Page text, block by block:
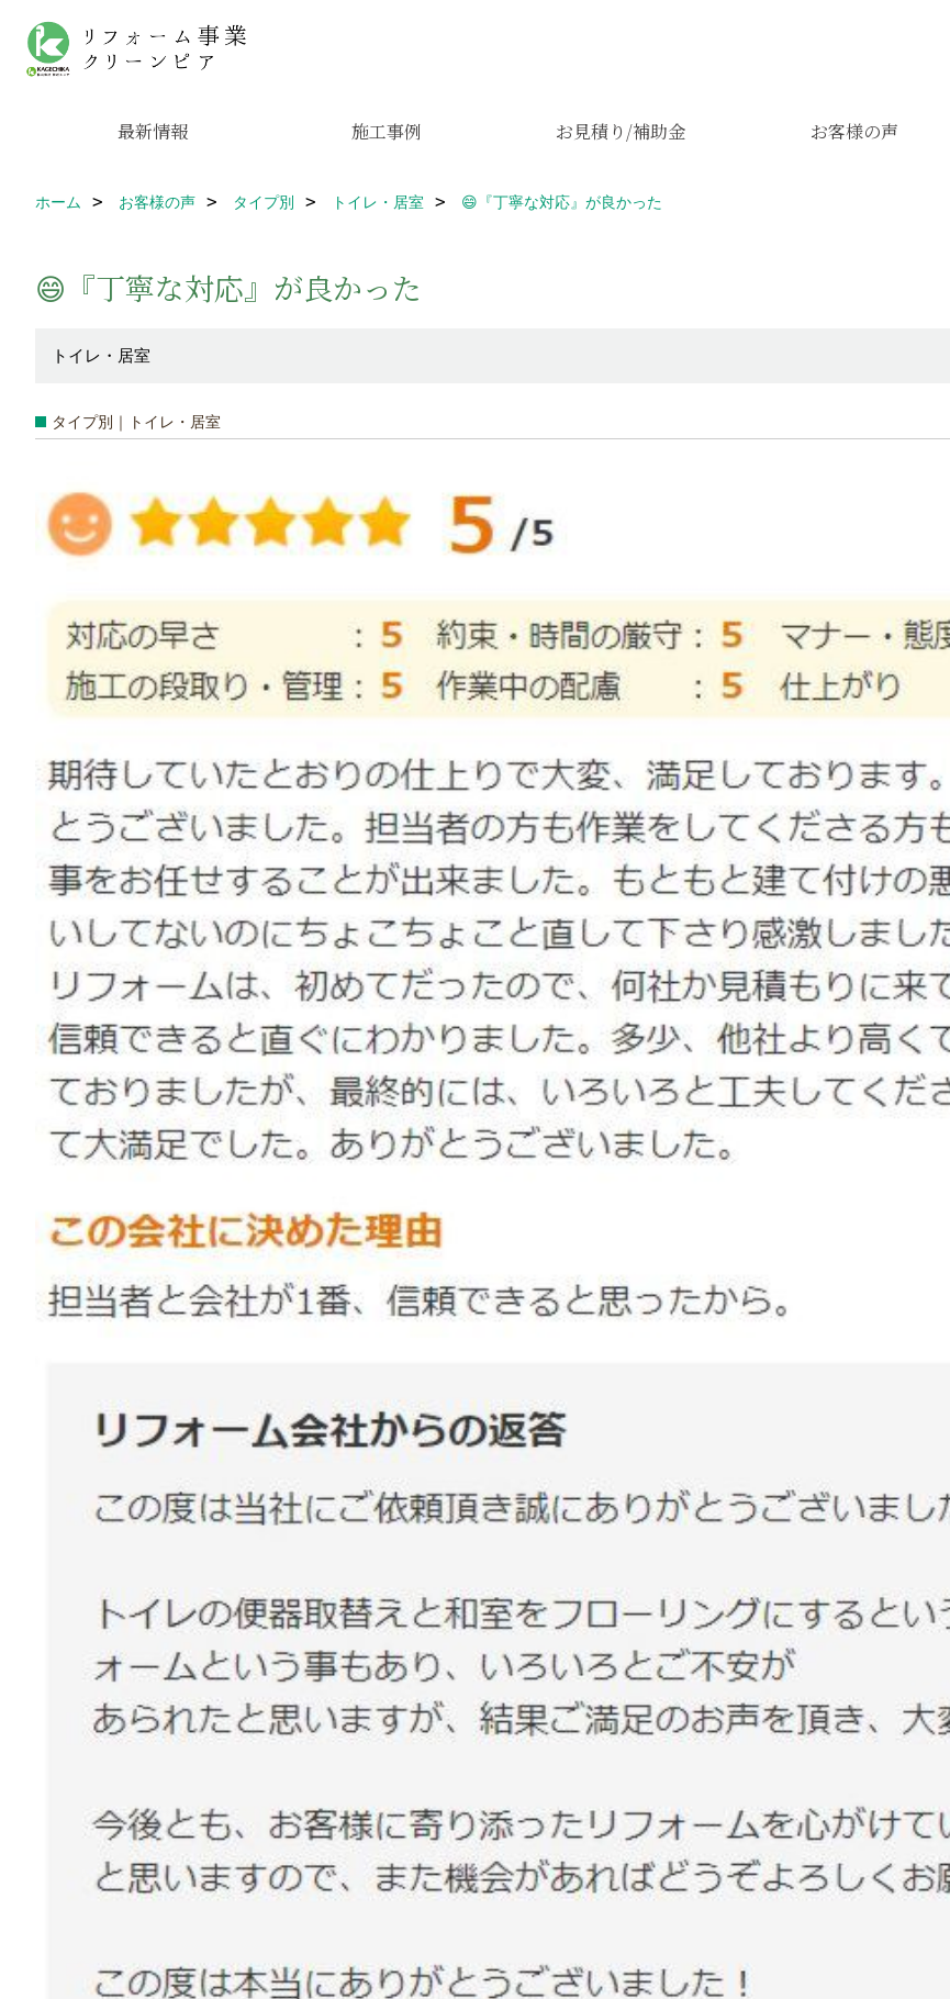
最新情報 施工事例 お見積り/補助金 お客様の声
ホーム お客様の声 タイプ別 トイレ・居室 😄『丁寧な対応』が良かった
😄『丁寧な対応』が良かった
トイレ・居室
タイプ別｜トイレ・居室